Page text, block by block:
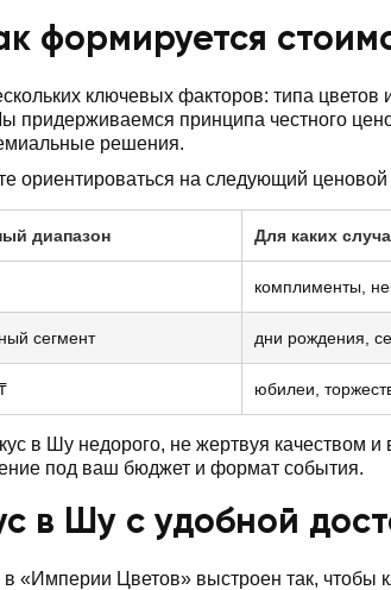
формируется
ключевых факторов: типа
придерживаемся принципа честного
решения.
ориентироваться на следующий ценовой
диапазон Для каких
комплименты,
сегмент дни рождения,
юбилеи,
в Шу недорого, не жертвуя качеством
под ваш бюджет и формат события.
в Шу с удобной
«Империи Цветов» выстроен так,